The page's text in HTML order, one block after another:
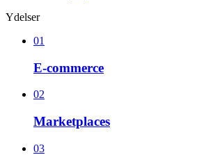
Ydelser
01
E-commerce
02
Marketplaces
03